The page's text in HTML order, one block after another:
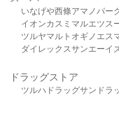
いなげや西條アマノパー
イオンカスミ マルエツス
ツルヤマルト オギノ エス
ダイレックスサンエーイ
ドラッグストア
ツルハドラッグサンドラ